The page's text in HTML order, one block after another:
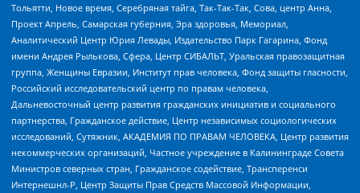
Тольятти, Новое время, Серебряная тайга, Так-Так-Так, Сова, центр Анна,
Проект Апрель, Самарская губерния, Эра здоровья, Мемориал,
Аналитический Центр Юрия Левады, Издательство Парк Гагарина, Фонд
имени Андрея Рылькова, Сфера, Центр СИБАЛЬТ, Уральская правозащитная
группа, Женщины Евразии, Институт прав человека, Фонд защиты гласности,
Российский исследовательский центр по правам человека,
Дальневосточный центр развития гражданских инициатив и социального
партнерства, Гражданское действие, Центр независимых социологических
исследований, Сутяжник, АКАДЕМИЯ ПО ПРАВАМ ЧЕЛОВЕКА, Центр развития
некоммерческих организаций, Частное учреждение в Калининграде Совета
Министров северных стран, Гражданское содействие, Трансперенси
Интернешнл-Р, Центр Защиты Прав Средств Массовой Информации,